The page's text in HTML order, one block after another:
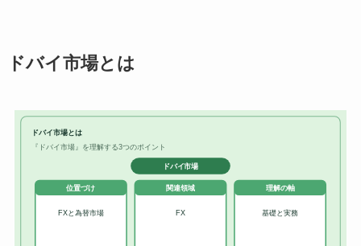
ドバイ市場とは
ドバイ市場とは
『ドバイ市場』を理解する3つのポイント
ドバイ市場
位置づけ
FXと為替市場
関連領域
FX
理解の軸
基礎と実務